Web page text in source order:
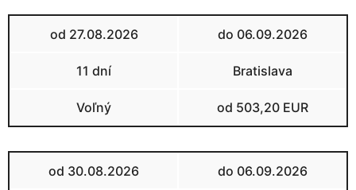
od 27.08.2026 do 06.09.2026
11 dní Bratislava
Voľný od 503,20 EUR
od 30.08.2026 do 06.09.2026